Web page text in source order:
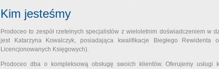
Kim jesteśmy
Prodoceo to zespół rzetelnych specjalistów z wieloletnim doświadczeniem w
jest Katarzyna Kowalczyk, posiadająca kwalifikacje Biegłego Rewidenta
Licencjonowanych Księgowych).
Prodoceo dba o kompleksową obsługę swoich klientów. Oferujemy usługi